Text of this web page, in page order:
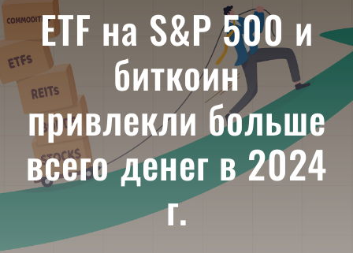
ЧТО ТАКОЕ ETF
ИНВЕСТИЦИИ В ETF
ТЕМАТИЧЕСКИЕ ETF
АКТУАЛЬНЫЕ
О ПРОЕКТЕ
ETF на S&P 500 и
биткоин
привлекли больше
всего денег в 2024
г.